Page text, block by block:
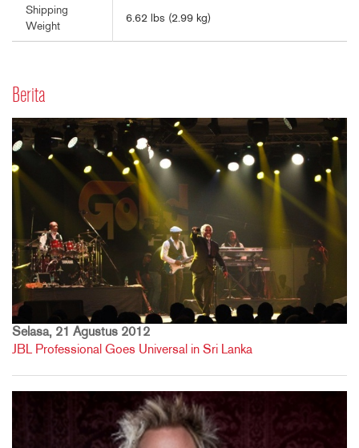
Shipping
Weight
6.62 lbs (2.99 kg)
Berita
Selasa, 21 Agustus 2012
JBL Professional Goes Universal in Sri Lanka